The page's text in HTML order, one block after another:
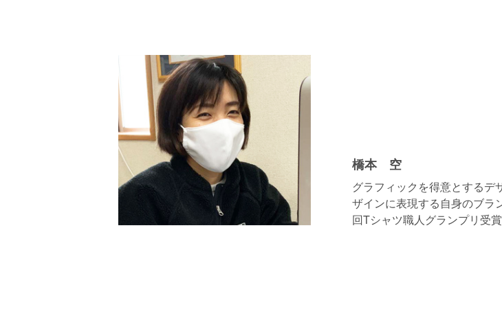
橋本 空
グラフィックを得意とする
ザインに表現する自身のブラ
回Tシャツ職人グランプリ受賞